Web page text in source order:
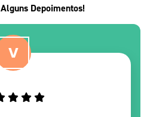
Alguns Depoimentos!